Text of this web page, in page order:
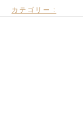
カテゴリー :